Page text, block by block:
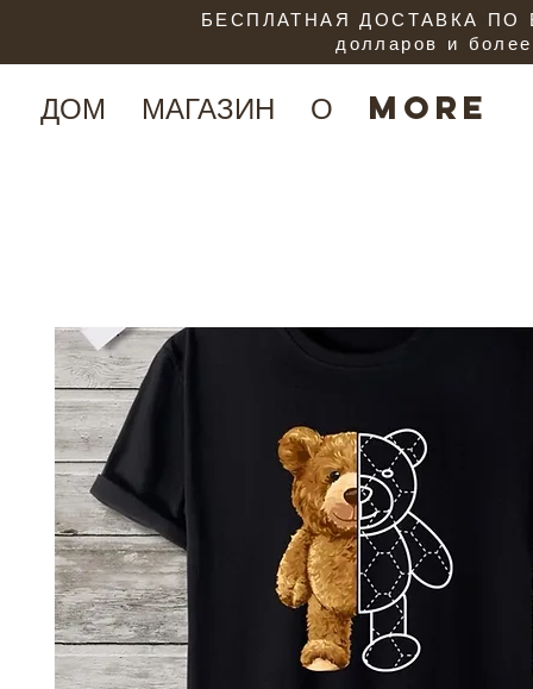
ДОМ МАГАЗИН О More
БЕСПЛАТНАЯ ДОСТАВКА ПО
долларов и